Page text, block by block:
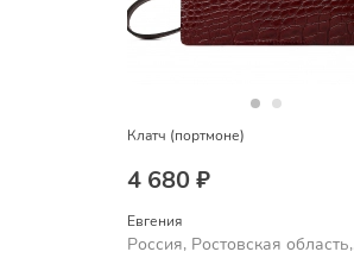
Клатч (портмоне)
4 680 ₽
Евгения
Россия, Ростовская область,